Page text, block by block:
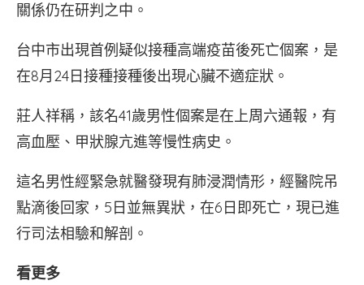
關係仍在研判之中。
台中市出現首例疑似接種高端疫苗後死亡個案，是
在8月24日接種接種後出現心臟不適症狀。
莊人祥稱，該名41歲男性個案是在上周六通報，有
高血壓、甲狀腺亢進等慢性病史。
這名男性經緊急就醫發現有肺浸潤情形，經醫院吊
點滴後回家，5日並無異狀，在6日即死亡，現已進
行司法相驗和解剖。
看更多